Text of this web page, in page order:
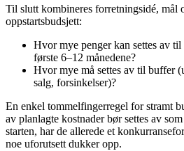
Til slutt kombineres forretningsidé, mål
oppstartsbudsjett:
Hvor mye penger kan settes av
første 6–12 månedene?
Hvor mye må settes av til buffer
salg, forsinkelser)?
En enkel tommelfingerregel for stramt
av planlagte kostnader bør settes av
starten, har de allerede et
noe uforutsett dukker opp.